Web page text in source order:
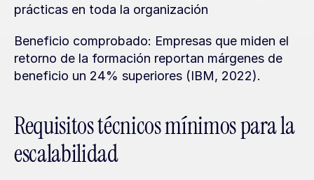
prácticas en toda la organización
Beneficio comprobado: Empresas que miden el
retorno de la formación reportan márgenes de
beneficio un 24% superiores (IBM, 2022).
Requisitos técnicos mínimos para la
escalabilidad